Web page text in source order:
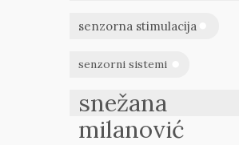
senzorna stimulacija
senzorni sistemi
snežana
milanović